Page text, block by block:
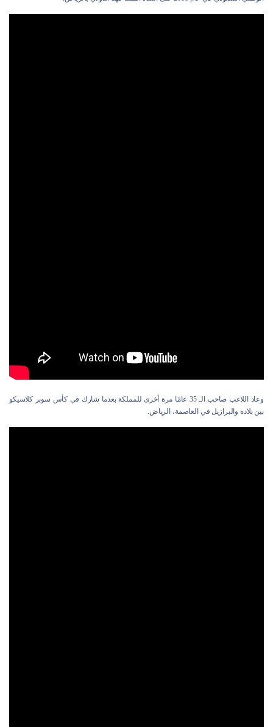
وعاد اللاعب صاحب الـ 35 عامًا مرة أخرى للمملكة بعدما شارك في كأس سوبر كلاسيكو
بين بلاده والبرازيل في العاصمة، الرياض.